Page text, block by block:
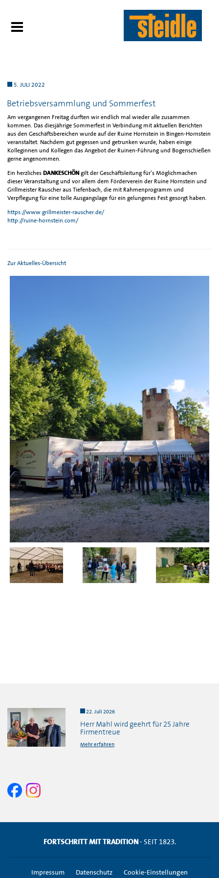
5. JULI 2022
Betriebsversammlung und Sommerfest
Am vergangenen Freitag durften wir endlich mal wieder alle zusammen
kommen. Das diesjährige Sommerfest in Verbindung mit aktuellen Berichten
aus den Geschäftsbereichen wurde auf der Ruine Hornstein in Bingen-Hornstein
veranstaltet. Nachdem gut gegessen und getrunken wurde, haben einige
Kolleginnen und Kollegen das Angebot der Ruinen-Führung und Bogenschießen
gerne angenommen.
Ein herzlichesDANKESCHÖNgilt der Geschäftsleitung für’s Möglichmachen
dieser Veranstaltung und vor allem dem Förderverein der Ruine Hornstein und
Grillmeister Rauscher aus Tiefenbach, die mit Rahmenprogramm und
Verpflegung für eine tolle Ausgangslage für ein gelungenes Fest gesorgt haben.
https://www.grillmeister-rauscher.de/
http://ruine-hornstein.com/
Zur Aktuelles-Übersicht
22. Juli 2026
Herr Mahl wird geehrt für 25 Jahre
Firmentreue
Mehr erfahren
FORTSCHRITT MIT TRADITION- SEIT 1823.
Impressum Datenschutz Cookie-Einstellungen